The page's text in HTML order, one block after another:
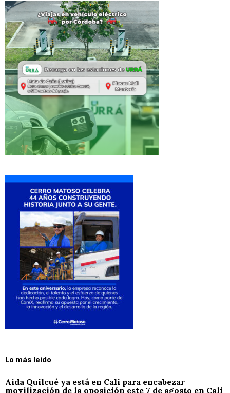
Lo más leído
Aída Quilcué ya está en Cali para encabezar
movilización de la oposición este 7 de agosto en Cali